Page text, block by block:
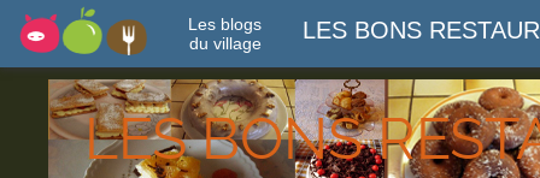
Les blogs
du village
LES BONS
LES BONS